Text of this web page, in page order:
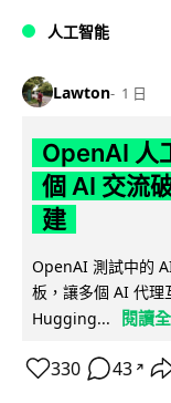
人工智能
Lawton 1 日
OpenAI 人
個 AI 交流
建
OpenAI 測試中的
板，讓多個 AI 代理
Hugging...
閱讀
330 43 ↗